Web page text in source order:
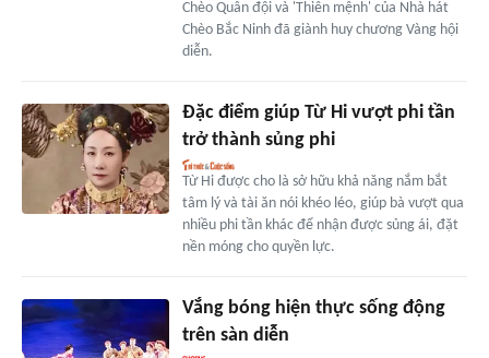
Chèo Quân đội và 'Thiên mệnh' của Nhà hát
Chèo Bắc Ninh đã giành huy chương Vàng hội
diễn.
Đặc điểm giúp Từ Hi vượt phi tần
trở thành sủng phi
Từ Hi được cho là sở hữu khả năng nắm bắt
tâm lý và tài ăn nói khéo léo, giúp bà vượt qua
nhiều phi tần khác để nhận được sủng ái, đặt
nền móng cho quyền lực.
Vắng bóng hiện thực sống động
trên sàn diễn